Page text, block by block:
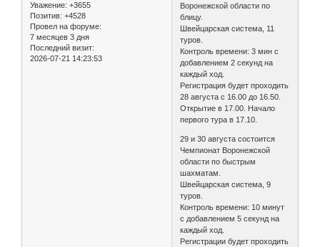
Уважение: +3655
Позитив: +4528
Провел на форуме:
7 месяцев 3 дня
Последний визит:
2026-07-21 14:23:53
Воронежской области по
блицу.
Швейцарская система, 11
туров.
Контроль времени: 3 мин с
добавлением 2 секунд на
каждый ход.
Регистрация будет проходить
28 августа с 16.00 до 16.50.
Открытие в 17.00. Начало
первого тура в 17.10.
29 и 30 августа состоится
Чемпионат Воронежской
области по быстрым
шахматам.
Швейцарская система, 9
туров.
Контроль времени: 10 минут
с добавлением 5 секунд на
каждый ход.
Регистрации будет проходить